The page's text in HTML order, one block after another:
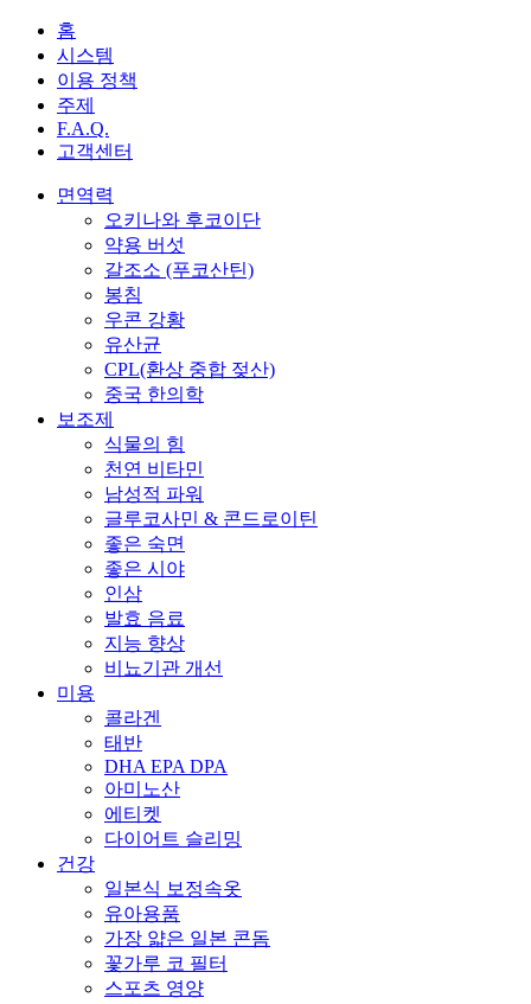
홈
시스템
이용 정책
주제
F.A.Q.
고객센터
면역력
오키나와 후코이단
약용 버섯
갈조소 (푸코산틴)
봉침
우콘 강황
유산균
CPL(환상 중합 젖산)
중국 한의학
보조제
식물의 힘
천연 비타민
남성적 파워
글루코사민 & 콘드로이틴
좋은 숙면
좋은 시야
인삼
발효 음료
지능 향상
비뇨기관 개선
미용
콜라겐
태반
DHA EPA DPA
아미노산
에티켓
다이어트 슬리밍
건강
일본식 보정속옷
유아용품
가장 얇은 일본 콘돔
꽃가루 코 필터
스포츠 영양